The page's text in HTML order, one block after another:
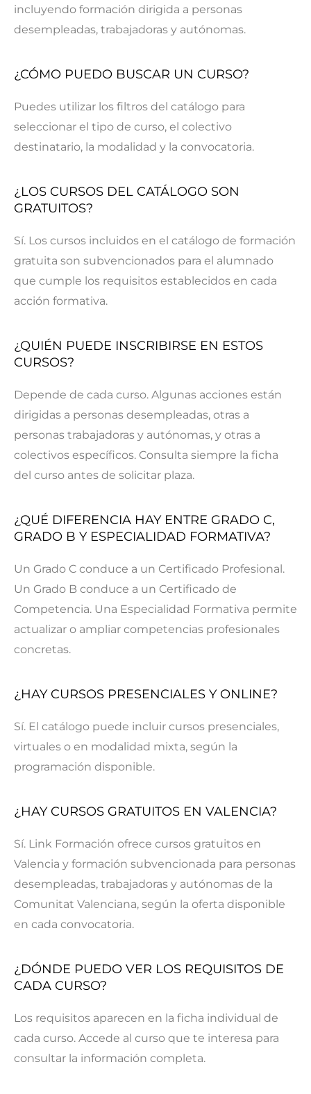
incluyendo formación dirigida a personas
desempleadas, trabajadoras y autónomas.
¿CÓMO PUEDO BUSCAR UN CURSO?
Puedes utilizar los filtros del catálogo para
seleccionar el tipo de curso, el colectivo
destinatario, la modalidad y la convocatoria.
¿LOS CURSOS DEL CATÁLOGO SON
GRATUITOS?
Sí. Los cursos incluidos en el catálogo de formación
gratuita son subvencionados para el alumnado
que cumple los requisitos establecidos en cada
acción formativa.
¿QUIÉN PUEDE INSCRIBIRSE EN ESTOS
CURSOS?
Depende de cada curso. Algunas acciones están
dirigidas a personas desempleadas, otras a
personas trabajadoras y autónomas, y otras a
colectivos específicos. Consulta siempre la ficha
del curso antes de solicitar plaza.
¿QUÉ DIFERENCIA HAY ENTRE GRADO C,
GRADO B Y ESPECIALIDAD FORMATIVA?
Un Grado C conduce a un Certificado Profesional.
Un Grado B conduce a un Certificado de
Competencia. Una Especialidad Formativa permite
actualizar o ampliar competencias profesionales
concretas.
¿HAY CURSOS PRESENCIALES Y ONLINE?
Sí. El catálogo puede incluir cursos presenciales,
virtuales o en modalidad mixta, según la
programación disponible.
¿HAY CURSOS GRATUITOS EN VALENCIA?
Sí. Link Formación ofrece cursos gratuitos en
Valencia y formación subvencionada para personas
desempleadas, trabajadoras y autónomas de la
Comunitat Valenciana, según la oferta disponible
en cada convocatoria.
¿DÓNDE PUEDO VER LOS REQUISITOS DE
CADA CURSO?
Los requisitos aparecen en la ficha individual de
cada curso. Accede al curso que te interesa para
consultar la información completa.